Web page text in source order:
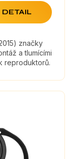
DETAIL
značky
a tlumícími
reproduktorů.